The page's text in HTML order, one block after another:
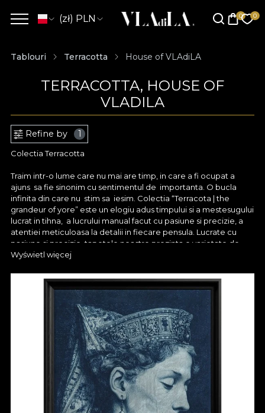
(zł) PLN
Tablouri Terracotta House of VLAdiLA
TERRACOTTA, HOUSE OF
VLADILA
Refine by 1
Colectia Terracotta
Traim intr-o lume care nu mai are timp, in care a fi ocupat a
ajuns sa fie sinonim cu sentimentul de importanta. O bucla
infinita din care nu stim sa iesim. Colectia “Terracota | the
grandeur of yore” este un elogiu adus timpului si a mestesugului
lucrat in tihna, a lucrului manual facut cu pasiune si precizie, a
atentiei meticuloasa la detalii in fiecare pensula. Lucrate cu
pasiune si precizie, tapetele noastre prezinta o varietate de
modele si motive uimitoare, amintind de peisaje insorite,
oscileaza intre relatarea de episoade istorice, scene
mitologice, iconografie religioasa, dar si o gama extinsa de
elemente decorative (geometrice, vegetale, etc.). Nu facem
altceva decat sa va invitam sa experimentati farmecul
maiestriei artizanale in spatiul dumnneavoastra.
Se spune ca Lisabona a primit porecla „Regina Marii” deoarece
cladirile sale acoperite cu azulejo seamana cu pietrele
pretioase care decoreaza coroanele. Sub soarele portughez,
patratele din ceramica pictata stralucesc ca niste pietre
pretioase, asezate peste oras. Aceasta colectie aduce esenta
artei artizanale inspirata de azulejos, imbinand tehnici
traditionale cu designul contemporan pentru o experienta
Wyświetl więcej